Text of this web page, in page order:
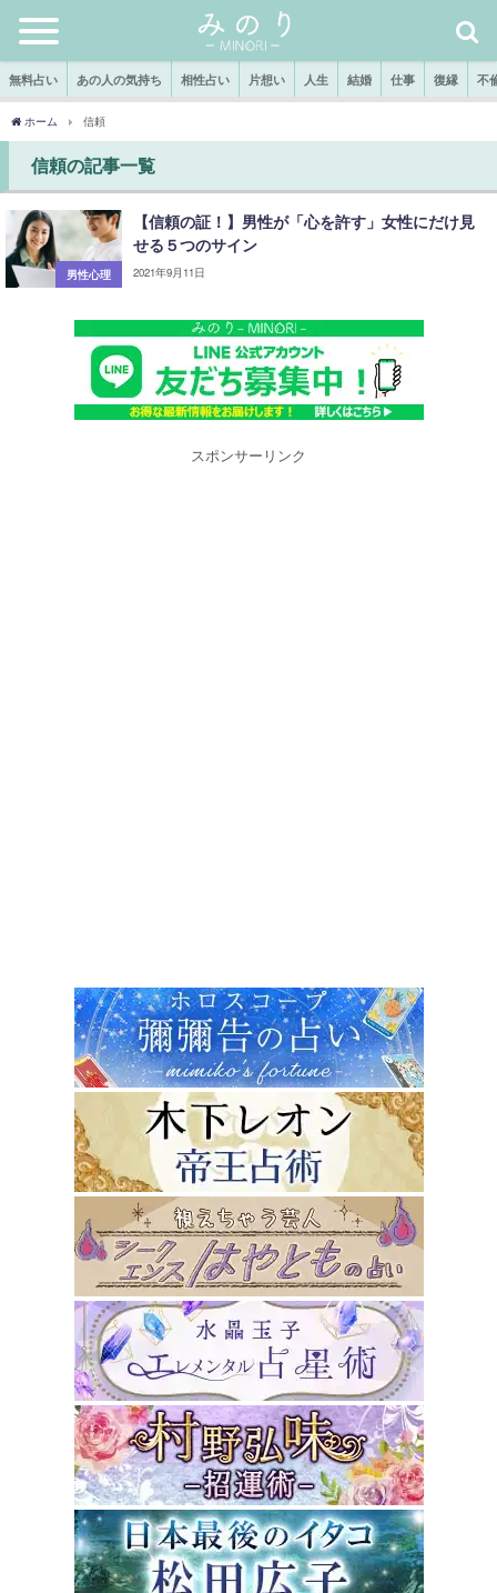
無料占い あの人の気持ち 相性占い 片想い 人生 結婚 仕事 復縁 不
ホーム 信頼
信頼の記事一覧
男性心理
【信頼の証！】男性が「心を許す」女性にだけ見
せる５つのサイン
2021年9月11日
スポンサーリンク